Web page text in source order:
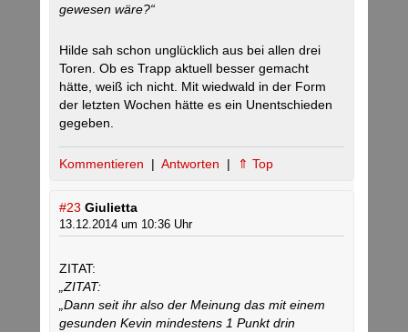
gewesen wäre?“
Hilde sah schon unglücklich aus bei allen drei
Toren. Ob es Trapp aktuell besser gemacht
hätte, weiß ich nicht. Mit wiedwald in der Form
der letzten Wochen hätte es ein Unentschieden
gegeben.
Kommentieren | Antworten | ⇑ Top
#23 Giulietta
13.12.2014 um 10:36 Uhr
ZITAT:
„ZITAT:
„Dann seit ihr also der Meinung das mit einem
gesunden Kevin mindestens 1 Punkt drin